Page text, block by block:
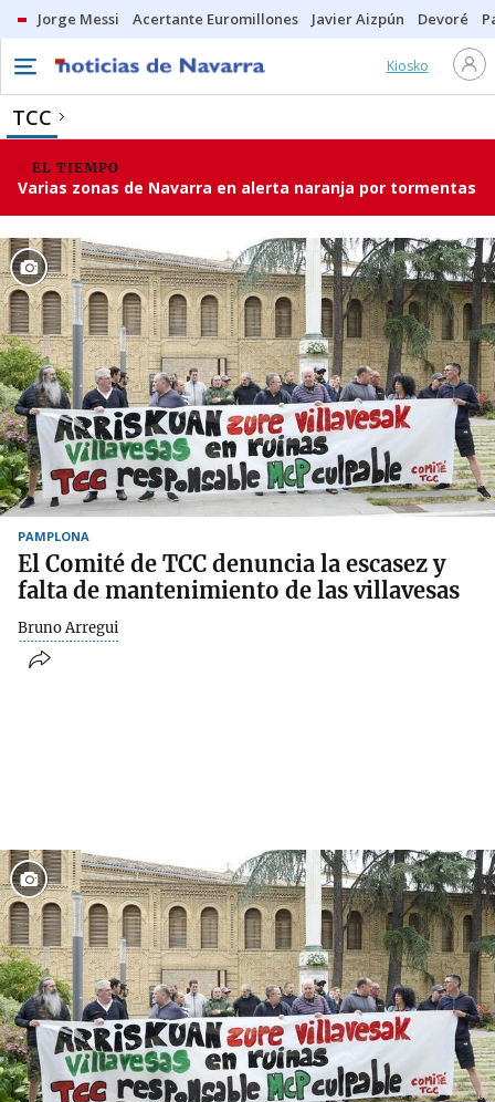
Jorge Messi Acertante Euromillones Javier Aizpún Devoré
Kiosko
TCC
EL TIEMPO
Varias zonas de Navarra en alerta naranja por tormentas
PAMPLONA
El Comité de TCC denuncia la escasez y
falta de mantenimiento de las villavesas
Bruno Arregui